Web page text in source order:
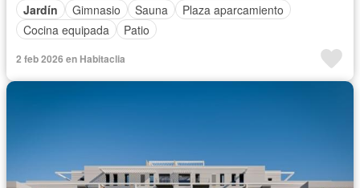
Jardín
Gimnasio Sauna
Plaza aparcamiento
Cocina equipada
Patio
2 feb 2026 en Habitaclia